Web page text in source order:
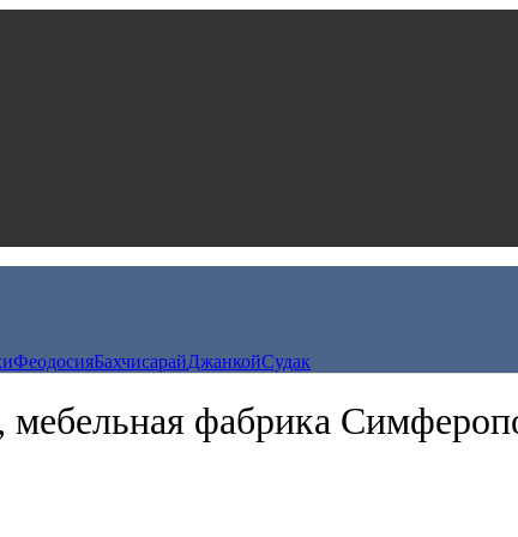
ФеодосияБахчисарайДжанкойСудак
мебельная фабрика